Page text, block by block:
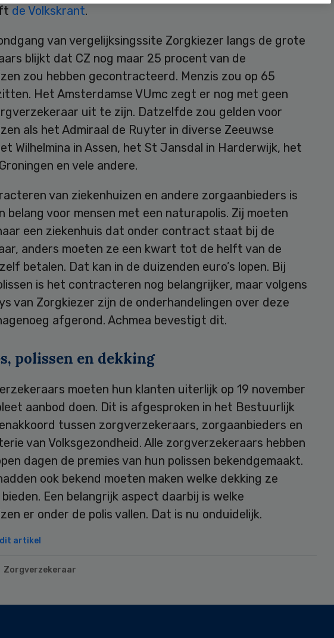
de Volkskrant.
van vergelijksingssite Zorgkiezer langs de grote
blijkt dat CZ nog maar 25 procent van de
zou hebben gecontracteerd. Menzis zou op 65
Het Amsterdamse VUmc zegt er nog met geen
uit te zijn. Datzelfde zou gelden voor
als het Admiraal de Ruyter in diverse Zeeuwse
Wilhelmina in Assen, het St Jansdal in Harderwijk, het
en vele andere.
van ziekenhuizen en andere zorgaanbieders is
belang voor mensen met een naturapolis. Zij moeten
een ziekenhuis dat onder contract staat bij de
anders moeten ze een kwart tot de helft van de
betalen. Dat kan in de duizenden euro’s lopen. Bij
is het contracteren nog belangrijker, maar volgens
van Zorgkiezer zijn de onderhandelingen over deze
afgerond. Achmea bevestigt dit.
polissen en dekking
moeten hun klanten uiterlijk op 19 november
aanbod doen. Dit is afgesproken in het Bestuurlijk
tussen zorgverzekeraars, zorgaanbieders en
van Volksgezondheid. Alle zorgverzekeraars hebben
dagen de premies van hun polissen bekendgemaakt.
ook bekend moeten maken welke dekking ze
Een belangrijk aspect daarbij is welke
er onder de polis vallen. Dat is nu onduidelijk.
artikel
Zorgverzekeraar